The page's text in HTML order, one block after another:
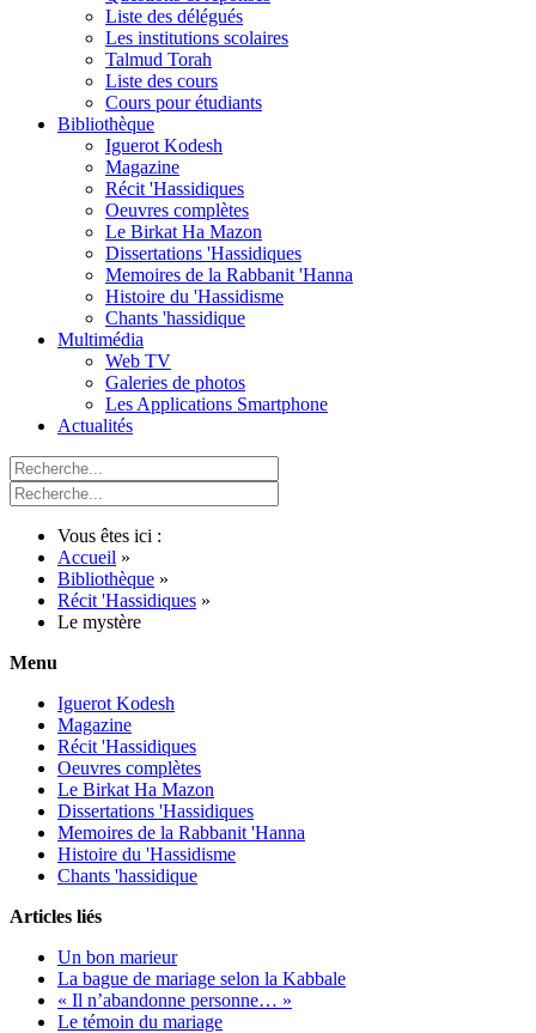
Liste des délégués
Les institutions scolaires
Talmud Torah
Liste des cours
Cours pour étudiants
Bibliothèque
Iguerot Kodesh
Magazine
Récit 'Hassidiques
Oeuvres complètes
Le Birkat Ha Mazon
Dissertations 'Hassidiques
Memoires de la Rabbanit 'Hanna
Histoire du 'Hassidisme
Chants 'hassidique
Multimédia
Web TV
Galeries de photos
Les Applications Smartphone
Actualités
Vous êtes ici :
Accueil »
Bibliothèque »
Récit 'Hassidiques »
Le mystère
Menu
Iguerot Kodesh
Magazine
Récit 'Hassidiques
Oeuvres complètes
Le Birkat Ha Mazon
Dissertations 'Hassidiques
Memoires de la Rabbanit 'Hanna
Histoire du 'Hassidisme
Chants 'hassidique
Articles liés
Un bon marieur
La bague de mariage selon la Kabbale
« Il n’abandonne personne… »
Le témoin du mariage